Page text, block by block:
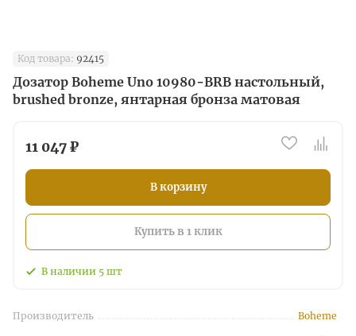
Код товара: 92415
Дозатор Boheme Uno 10980-BRB настольный,
brushed bronze, янтарная бронза матовая
11 047 ₽
В корзину
Купить в 1 клик
В наличии 5 шт
Производитель Boheme